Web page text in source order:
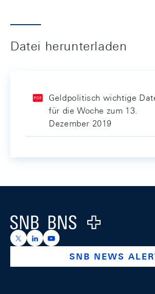
Datei herunterladen
Geldpolitisch wichtige
für die Woche zum 13.
Dezember 2019
Logo
https://x.com/snb_bns
https://ch.linkedin.com/
https://www.youtube.com/
SNB NEWS